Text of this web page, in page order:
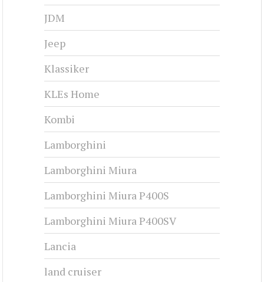
JDM
Jeep
Klassiker
KLEs Home
Kombi
Lamborghini
Lamborghini Miura
Lamborghini Miura P400S
Lamborghini Miura P400SV
Lancia
land cruiser